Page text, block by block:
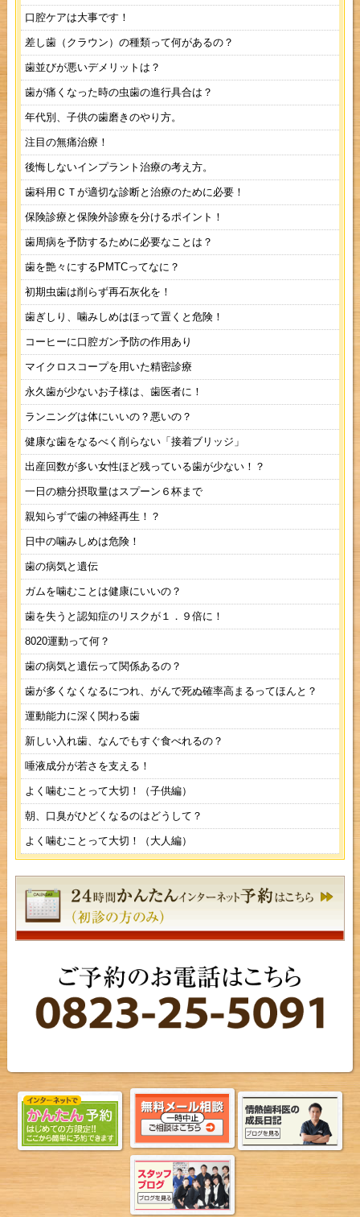
口腔ケアは大事です！
差し歯（クラウン）の種類って何があるの？
歯並びが悪いデメリットは？
歯が痛くなった時の虫歯の進行具合は？
年代別、子供の歯磨きのやり方。
注目の無痛治療！
後悔しないインプラント治療の考え方。
歯科用ＣＴが適切な診断と治療のために必要！
保険診療と保険外診療を分けるポイント！
歯周病を予防するために必要なことは？
歯を艶々にするPMTCってなに？
初期虫歯は削らず再石灰化を！
歯ぎしり、噛みしめはほって置くと危険！
コーヒーに口腔ガン予防の作用あり
マイクロスコープを用いた精密診療
永久歯が少ないお子様は、歯医者に！
ランニングは体にいいの？悪いの？
健康な歯をなるべく削らない「接着ブリッジ」
出産回数が多い女性ほど残っている歯が少ない！？
一日の糖分摂取量はスプーン６杯まで
親知らずで歯の神経再生！？
日中の噛みしめは危険！
歯の病気と遺伝
ガムを噛むことは健康にいいの？
歯を失うと認知症のリスクが１．９倍に！
8020運動って何？
歯の病気と遺伝って関係あるの？
歯が多くなくなるにつれ、がんで死ぬ確率高まるってほんと？
運動能力に深く関わる歯
新しい入れ歯、なんでもすぐ食べれるの？
唾液成分が若さを支える！
よく噛むことって大切！（子供編）
朝、口臭がひどくなるのはどうして？
よく噛むことって大切！（大人編）